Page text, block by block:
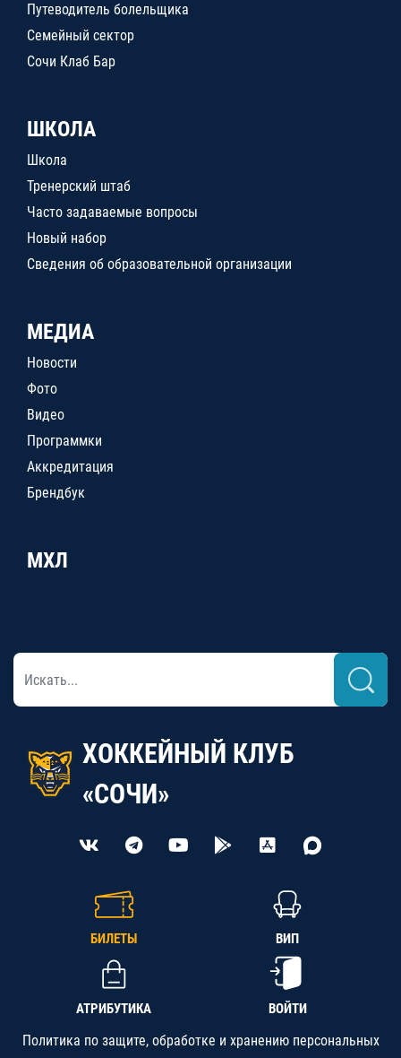
Путеводитель болельщика
Семейный сектор
Сочи Клаб Бар
ШКОЛА
Школа
Тренерский штаб
Часто задаваемые вопросы
Новый набор
Сведения об образовательной организации
МЕДИА
Новости
Фото
Видео
Программки
Аккредитация
Брендбук
МХЛ
ХОККЕЙНЫЙ КЛУБ
«СОЧИ»
БИЛЕТЫ ВИП
АТРИБУТИКА ВОЙТИ
Политика по защите, обработке и хранению персональных